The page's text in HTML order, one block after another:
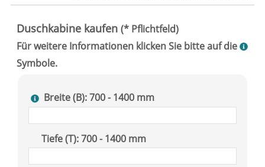
Breite (B): 700 - 1400 mm
Tiefe (T): 700 - 1400 mm